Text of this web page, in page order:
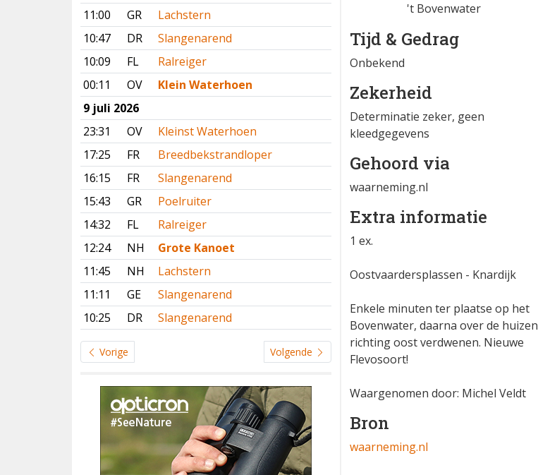
11:00
GR
Lachstern
10:47
DR
Slangenarend
10:09
FL
Ralreiger
00:11
OV
Klein Waterhoen
9 juli 2026
23:31
OV
Kleinst Waterhoen
17:25
FR
Breedbekstrandloper
16:15
FR
Slangenarend
15:43
GR
Poelruiter
14:32
FL
Ralreiger
12:24
NH
Grote Kanoet
11:45
NH
Lachstern
11:11
GE
Slangenarend
10:25
DR Slangenarend
Vorige Volgende
't Bovenwater
Tijd & Gedrag
Onbekend
Zekerheid
Determinatie zeker, geen
kleedgegevens
Gehoord via
waarneming.nl
Extra informatie
1 ex.
Oostvaardersplassen - Knardijk
Enkele minuten ter plaatse op het
Bovenwater, daarna over de huizen
richting oost verdwenen. Nieuwe
Flevosoort!
Waargenomen door: Michel Veldt
Bron
waarneming.nl